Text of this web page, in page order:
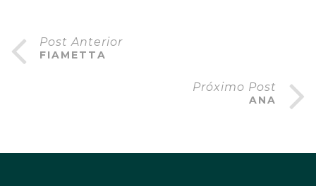
Post Anterior
FIAMETTA
Próximo Post
ANA